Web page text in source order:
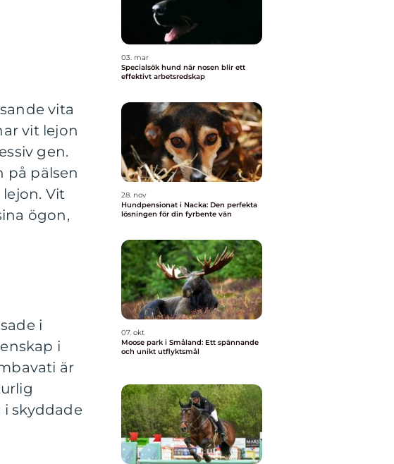
vita
vit lejon
gen.
på pälsen
Vit
ögon,
i
i
är
i skyddade
03. mar
Specialsök hund när nosen blir ett
effektivt arbetsredskap
28. nov
Hundpensionat i Nacka: Den perfekta
lösningen för din fyrbente vän
07. okt
Moose park i Småland: Ett spännande
och unikt utflyktsmål